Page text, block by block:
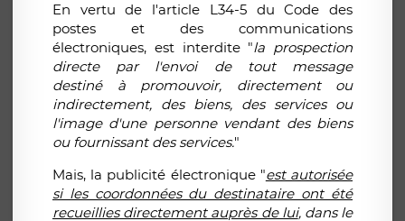
En vertu de l'article L34-5 du Code des
postes et des communications
électroniques, est interdite "la prospection
directe par l'envoi de tout message
destiné à promouvoir, directement ou
indirectement, des biens, des services ou
l'image d'une personne vendant des biens
ou fournissant des services."
Mais, la publicité électronique "est autorisée
si les coordonnées du destinataire ont été
recueillies directement auprès de lui, dans le